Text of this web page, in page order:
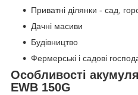
Приватні ділянки - сад,
Дачні масиви
Будівництво
Фермерські і садові
Особливості
EWB 150G